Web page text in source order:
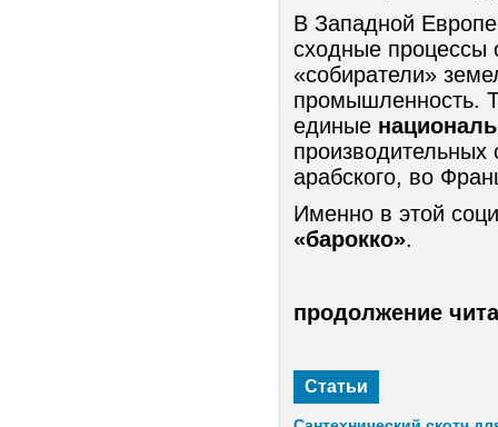
В Западной
сходные процессы
«собиратели»
промышленность.
единые
арабского, во
Именно в этой
«барокко».
продолжение
Статьи